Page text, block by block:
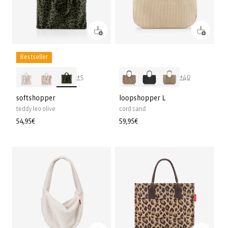
Bestseller
+5
softshopper
teddy leo olive
Prix
54,95€
+40
loopshopper L
cord sand
Prix
59,95€